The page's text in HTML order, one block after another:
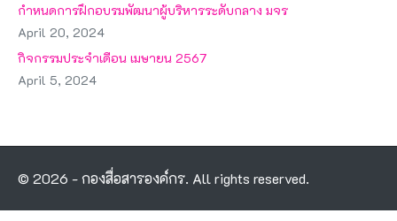
กำหนดการฝึกอบรมพัฒนาผู้บริหารระดับกลาง มจร
April 20, 2024
กิจกรรมประจำเดือน เมษายน 2567
April 5, 2024
© 2026 - กองสื่อสารองค์กร. All rights reserved.